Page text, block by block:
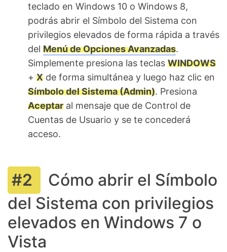
teclado en Windows 10 o Windows 8,
podrás abrir el Símbolo del Sistema con
privilegios elevados de forma rápida a través
del Menú de Opciones Avanzadas.
Simplemente presiona las teclas WINDOWS
+ X de forma simultánea y luego haz clic en
Símbolo del Sistema (Admin). Presiona
Aceptar al mensaje que de Control de
Cuentas de Usuario y se te concederá
acceso.
Cómo abrir el Símbolo
del Sistema con privilegios
elevados en Windows 7 o
Vista